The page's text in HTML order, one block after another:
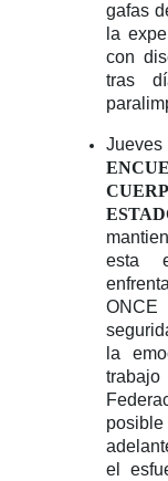
gafas
la
con
tras
esta
ONCE
la
el